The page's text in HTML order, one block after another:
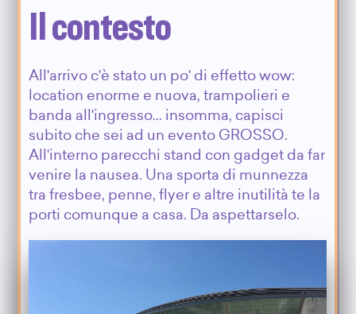
Il contesto
All'arrivo c'è stato un po' di effetto wow:
location enorme e nuova, trampolieri e
banda all'ingresso... insomma, capisci
subito che sei ad un evento GROSSO.
All'interno parecchi stand con gadget da far
venire la nausea. Una sporta di munnezza
tra fresbee, penne, flyer e altre inutilità te la
porti comunque a casa. Da aspettarselo.